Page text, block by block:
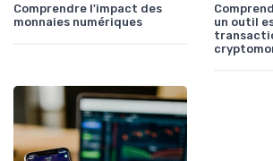
Comprendre l'impact des
monnaies numériques
un outil